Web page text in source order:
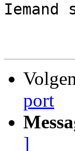
Iemand
port
]